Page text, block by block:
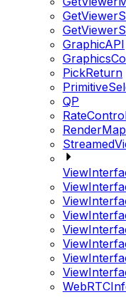
GraphicAPI
PickReturn
QP
RenderMap